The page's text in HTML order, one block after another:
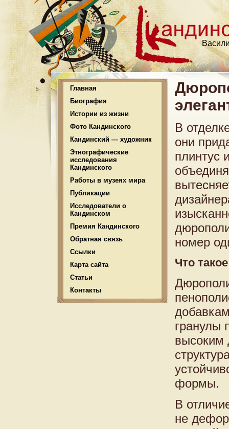
Главная
Биография
Истории из жизни
Фото Кандинского
Кандинский — художник
Этнографические
исследования
Кандинского
Работы в музеях мира
Публикации
Исследователи о
Кандинском
Премия Кандинского
Обратная связь
Ссылки
Карта сайта
Статьи
Контакты
В
они
плинтус
номер
Что
гранулы
высоким
формы.
В
не